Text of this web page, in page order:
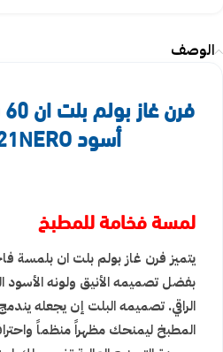
الوصف
أسود B510-721NERO
لمسة فخامة للمطبخ
يتميز فرن غاز بولم بلت ان بلمسة
بفضل تصميمه الأنيق ولونه الأسود
الراقي. تصميمه البلت إن يجعله
المطبخ ليمنحك مظهراً منظماً